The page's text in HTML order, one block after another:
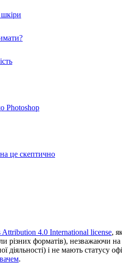
Photoshop
це скептично
Attribution 4.0 International license,
різних форматів), незважаючи
і не мають статусу
.